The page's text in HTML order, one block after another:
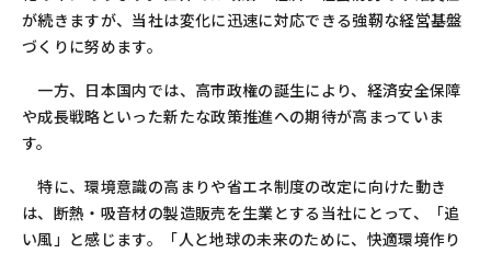
が続きますが、当社は変化に迅速に対応できる強靭な経営基盤
づくりに努めます。
一方、日本国内では、高市政権の誕生により、経済安全保障
や成長戦略といった新たな政策推進への期待が高まっていま
す。
特に、環境意識の高まりや省エネ制度の改定に向けた動き
は、断熱・吸音材の製造販売を生業とする当社にとって、「追
い風」と感じます。「人と地球の未来のために、快適環境作り